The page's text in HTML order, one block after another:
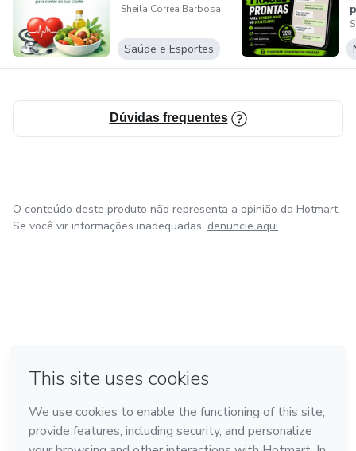
Sheila Correa Barbosa
Saúde e Esportes
Dúvidas frequentes
O conteúdo deste produto não representa a opinião da Hotmart.
Se você vir informações inadequadas, denuncie aqui
Feito com ❤ na Cidade do México